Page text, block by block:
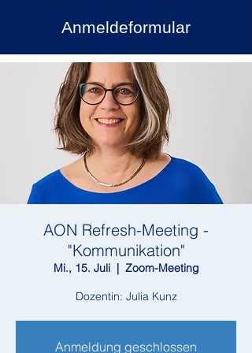
Anmeldeformular
AON Refresh-Meeting -
"Kommunikation"
Mi., 15. Juli
  |
Zoom-Meeting
Dozentin: Julia Kunz
Anmeldung geschlossen